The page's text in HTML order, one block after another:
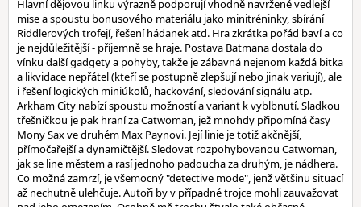
Hlavní dějovou linku výrazně podporují vhodně navržené vedlejší
mise a spoustu bonusového materiálu jako minitréninky, sbírání
Riddlerových trofejí, řešení hádanek atd. Hra zkrátka pořád baví a co
je nejdůležitější - příjemně se hraje. Postava Batmana dostala do
vínku další gadgety a pohyby, takže je zábavná nejenom každá bitka
a likvidace nepřátel (kteří se postupně zlepšují nebo jinak variují), ale
i řešení logických miniúkolů, hackování, sledování signálu atp.
Arkham City nabízí spoustu možností a variant k vyblbnutí. Sladkou
třešničkou je pak hraní za Catwoman, jež mnohdy připomíná časy
Mony Sax ve druhém Max Paynovi. Její linie je totiž akčnější,
přímočařejší a dynamičtější. Sledovat rozpohybovanou Catwoman,
jak se line městem a rasí jednoho padoucha za druhým, je nádhera.
Co možná zamrzí, je všemocný "detective mode", jenž většinu situací
až nechutně ulehčuje. Autoři by v případné trojce mohli zauvažovat